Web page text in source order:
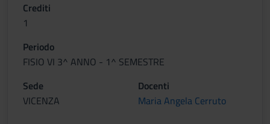
Crediti
1
Periodo
FISIO VI 3^ ANNO - 1^ SEMESTRE
Sede
VICENZA
Docenti
Maria Angela Cerruto